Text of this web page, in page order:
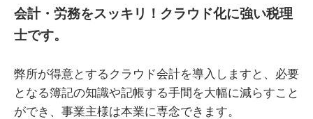
会計・労務をスッキリ！クラウド化に強い税理
士です。
弊所が得意とするクラウド会計を導入しますと、必要
となる簿記の知識や記帳する手間を大幅に減らすこと
ができ、事業主様は本業に専念できます。